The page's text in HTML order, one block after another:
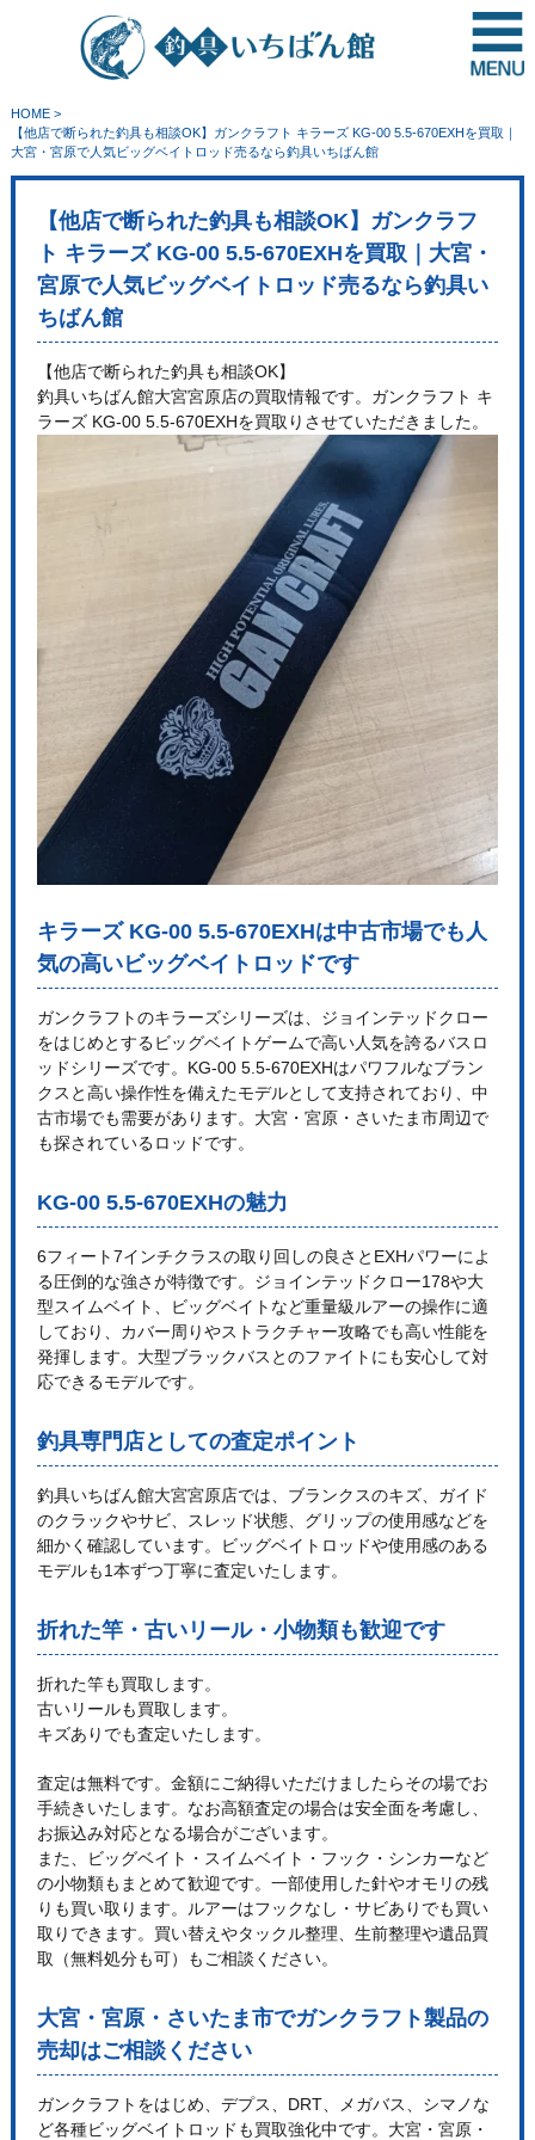
HOME>
【他店で断られた釣具も相談OK】ガンクラフト キラーズ KG-00 5.5-670EXHを買取｜
大宮・宮原で人気ビッグベイトロッド売るなら釣具いちばん館
【他店で断られた釣具も相談OK】ガンクラフ
ト キラーズ KG-00 5.5-670EXHを買取｜大宮・
宮原で人気ビッグベイトロッド売るなら釣具い
ちばん館
【他店で断られた釣具も相談OK】
釣具いちばん館大宮宮原店の買取情報です。ガンクラフト キ
ラーズ KG-00 5.5-670EXHを買取りさせていただきました。
キラーズ KG-00 5.5-670EXHは中古市場でも人
気の高いビッグベイトロッドです
ガンクラフトのキラーズシリーズは、ジョインテッドクロー
をはじめとするビッグベイトゲームで高い人気を誇るバスロ
ッドシリーズです。KG-00 5.5-670EXHはパワフルなブラン
クスと高い操作性を備えたモデルとして支持されており、中
古市場でも需要があります。大宮・宮原・さいたま市周辺で
も探されているロッドです。
KG-00 5.5-670EXHの魅力
6フィート7インチクラスの取り回しの良さとEXHパワーによ
る圧倒的な強さが特徴です。ジョインテッドクロー178や大
型スイムベイト、ビッグベイトなど重量級ルアーの操作に適
しており、カバー周りやストラクチャー攻略でも高い性能を
発揮します。大型ブラックバスとのファイトにも安心して対
応できるモデルです。
釣具専門店としての査定ポイント
釣具いちばん館大宮宮原店では、ブランクスのキズ、ガイド
のクラックやサビ、スレッド状態、グリップの使用感などを
細かく確認しています。ビッグベイトロッドや使用感のある
モデルも1本ずつ丁寧に査定いたします。
折れた竿・古いリール・小物類も歓迎です
折れた竿も買取します。
古いリールも買取します。
キズありでも査定いたします。
査定は無料です。金額にご納得いただけましたらその場でお
手続きいたします。なお高額査定の場合は安全面を考慮し、
お振込み対応となる場合がございます。
また、ビッグベイト・スイムベイト・フック・シンカーなど
の小物類もまとめて歓迎です。一部使用した針やオモリの残
りも買い取ります。ルアーはフックなし・サビありでも買い
取りできます。買い替えやタックル整理、生前整理や遺品買
取（無料処分も可）もご相談ください。
大宮・宮原・さいたま市でガンクラフト製品の
売却はご相談ください
ガンクラフトをはじめ、デプス、DRT、メガバス、シマノな
ど各種ビッグベイトロッドも買取強化中です。大宮・宮原・